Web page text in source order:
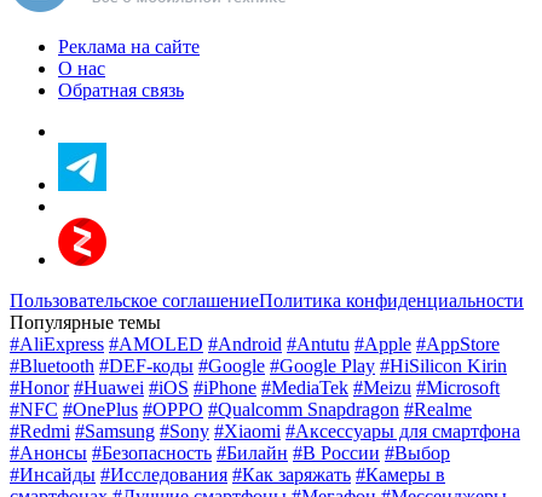
Реклама на сайте
О нас
Обратная связь
Пользовательское соглашениеПолитика конфиденциальности
Популярные темы
#AliExpress #AMOLED #Android #Antutu #Apple #AppStore
#Bluetooth #DEF-коды #Google #Google Play #HiSilicon Kirin
#Honor #Huawei #iOS #iPhone #MediaTek #Meizu #Microsoft
#NFC #OnePlus #OPPO #Qualcomm Snapdragon #Realme
#Redmi #Samsung #Sony #Xiaomi #Аксессуары для смартфона
#Анонсы #Безопасность #Билайн #В России #Выбор
#Инсайды #Исследования #Как заряжать #Камеры в